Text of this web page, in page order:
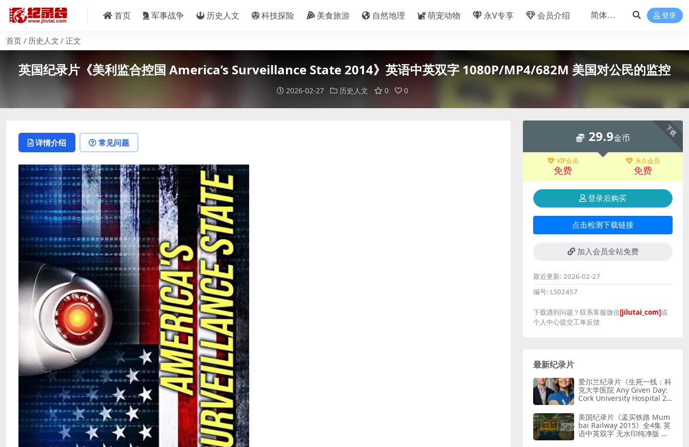
首页 军事战争 历史人文 科技探险 美食旅游 自然地理 萌宠动物 永V专享 会员介绍 登录
首页 历史人文 正文
英国纪录片《美利监合控国 America’s Surveillance State 2014》英语中英双字 1080P/MP4/682M 美国对公民的监控
2026-02-27 历史人文 0 0
详情介绍 常见问题
下载
29.9金币
VIP会员
免费
永久会员
免费
登录后购买
点击检测下载链接
加入会员全站免费
最近更新: 2026-02-27
编号: LS02457
下载遇到问题？联系客服微信[jilutai_com]或
个人中心提交工单反馈
最新纪录片
爱尔兰纪录片《生死一线：科
克大学医院 Any Given Day:
Cork University Hospital 20
水印纯净版 爱尔兰医院
美国纪录片《孟买铁路 Mum
bai Railway 2015》全4集 英
语中英双字 无水印纯净版 孟